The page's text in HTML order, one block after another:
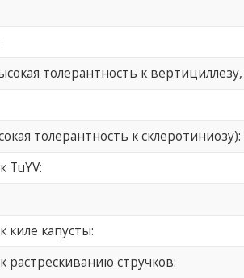
толерантность к
толерантность к склеротиниозу):
TuYV:
киле капусты:
растрескиванию стручков: